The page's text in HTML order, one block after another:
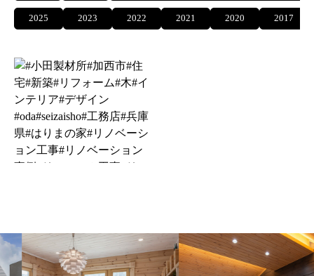
2025 2023 2022 2021 2020 2017
カーポート２